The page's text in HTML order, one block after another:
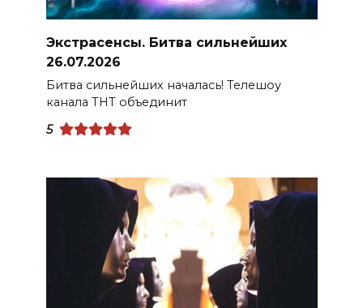
Экстрасенсы. Битва сильнейших
26.07.2026
Битва сильнейших началась! Телешоу
канала ТНТ объединит
5